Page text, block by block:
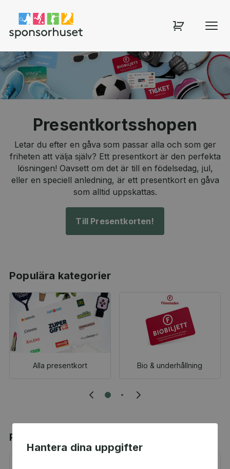
Hantera dina uppgifter
Sponsorhuset shop
Presentkortsshopen
Letar du efter en gåva som passar alla och som ger
friheten att välja själv? Ett presentkort är den perfekta
lösningen! Oavsett om det är till en födelsedag, jul,
eller en speciell anledning, är ett presentkort en gåva
som alltid uppskattas.
Till Presentkorten!
Populära kategorier
Alla presentkort Bio & underhållning
Populära produkter